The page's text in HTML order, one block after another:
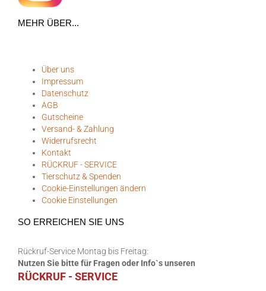
MEHR ÜBER...
Über uns
Impressum
Datenschutz
AGB
Gutscheine
Versand- & Zahlung
Widerrufsrecht
Kontakt
RÜCKRUF - SERVICE
Tierschutz & Spenden
Cookie-Einstellungen ändern
Cookie Einstellungen
SO ERREICHEN SIE UNS
Rückruf-Service Montag bis Freitag:
Nutzen Sie bitte für Fragen oder Info`s unseren
RÜCKRUF - SERVICE